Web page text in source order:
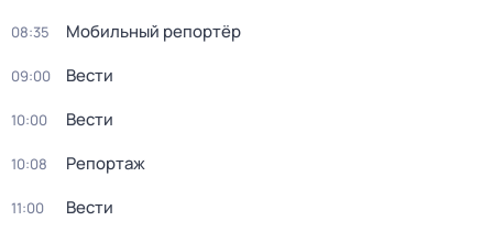
08:35 Мобильный репортёр
09:00 Вести
10:00 Вести
10:08 Репортаж
11:00 Вести